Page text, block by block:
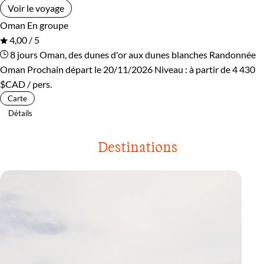
Voir le voyage
Oman En groupe
4,00 / 5
8 joursOman, des dunes d'or aux dunes blanches Randonnée
Oman Prochain départ le 20/11/2026 Niveau : à partir de4 430
$CAD / pers.
Carte
Détails
Destinations